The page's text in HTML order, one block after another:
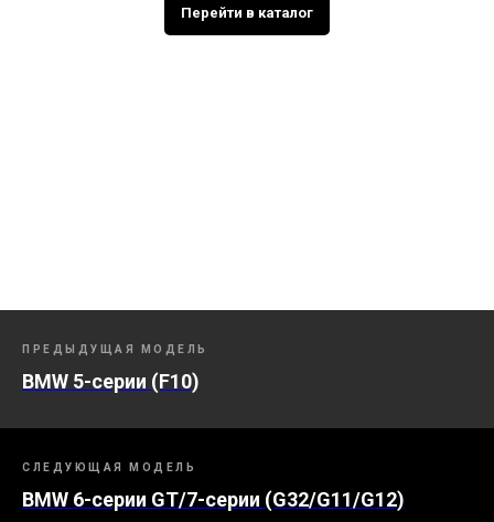
Перейти в каталог
ПРЕДЫДУЩАЯ МОДЕЛЬ
BMW 5-серии (F10)
СЛЕДУЮЩАЯ МОДЕЛЬ
BMW 6-серии GT/7-серии (G32/G11/G12)